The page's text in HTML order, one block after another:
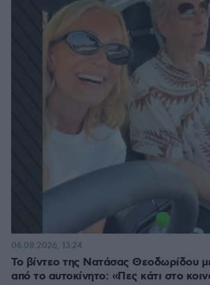
Το βίντεο της Νατάσας Θεοδωρίδου
από το αυτοκίνητο: «Πες κάτι στο
06.08.2026, 13:24